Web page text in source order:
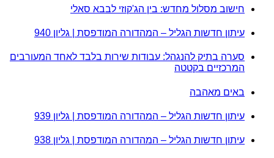
חישוב מסלול מחדש: בין הג'קוזי לבבא סאלי
עיתון חדשות הגליל – המהדורה המודפסת | גליון 940
סערה בתיק להנגהל: עבודות שירות בלבד לאחד המעורבים
המרכזיים בקטטה
באים מאהבה
עיתון חדשות הגליל – המהדורה המודפסת | גליון 939
עיתון חדשות הגליל – המהדורה המודפסת | גליון 938